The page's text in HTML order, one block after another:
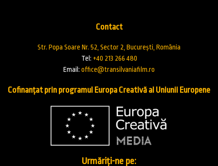
Contact
Str. Popa Soare Nr. 52, Sector 2, București, România
Tel: +40 213 266 480
Email: office@transilvaniafilm.ro
Cofinanțat prin programul Europa Creativă al Uniunii Europene
Urmăriți-ne pe: